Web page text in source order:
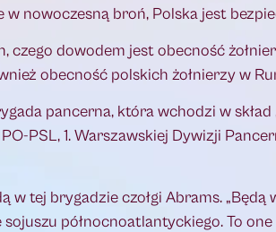
nowoczesną broń, Polska jest
czego dowodem jest obecność
obecność polskich żołnierzy w
pancerna, która wchodzi w skład
PSL, 1. Warszawskiej Dywizji
w tej brygadzie czołgi Abrams.
północnoatlantyckiego. To